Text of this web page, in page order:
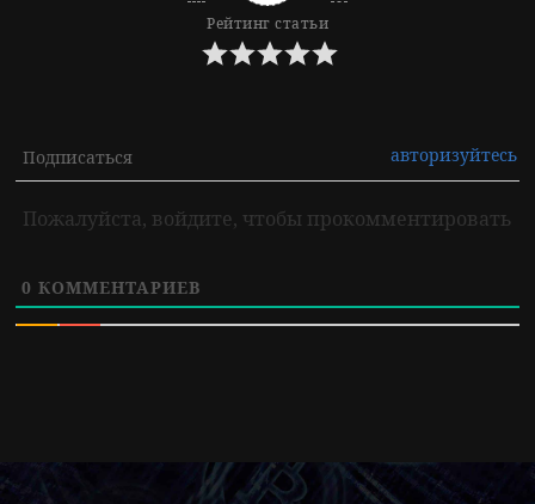
Рейтинг статьи
Подписаться авторизуйтесь
Пожалуйста, войдите, чтобы прокомментировать
0 КОММЕНТАРИЕВ